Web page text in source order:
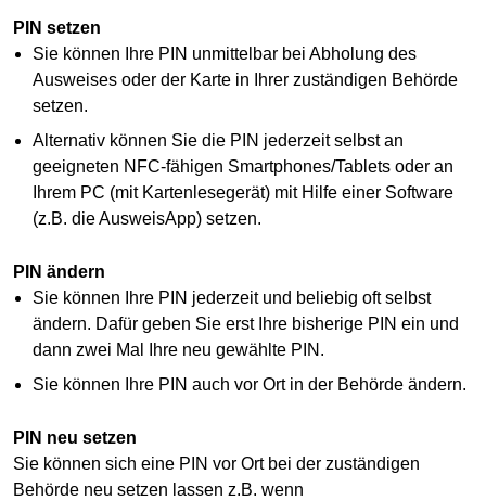
PIN setzen
Sie können Ihre PIN unmittelbar bei Abholung des
Ausweises oder der Karte in Ihrer zuständigen Behörde
setzen.
Alternativ können Sie die PIN jederzeit selbst an
geeigneten NFC-fähigen Smartphones/Tablets oder an
Ihrem PC (mit Kartenlesegerät) mit Hilfe einer Software
(z.B. die AusweisApp) setzen.
PIN ändern
Sie können Ihre PIN jederzeit und beliebig oft selbst
ändern. Dafür geben Sie erst Ihre bisherige PIN ein und
dann zwei Mal Ihre neu gewählte PIN.
Sie können Ihre PIN auch vor Ort in der Behörde ändern.
PIN neu setzen
Sie können sich eine PIN vor Ort bei der zuständigen
Behörde neu setzen lassen z.B. wenn